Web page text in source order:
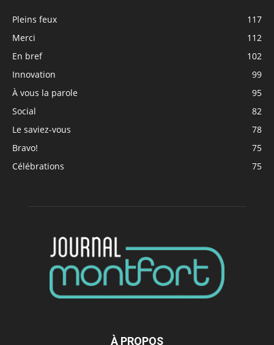
Pleins feux
117
Merci
112
En bref
102
Innovation
99
À vous la parole
95
Social
82
Le saviez-vous
78
Bravo!
75
Célébrations
75
À PROPOS